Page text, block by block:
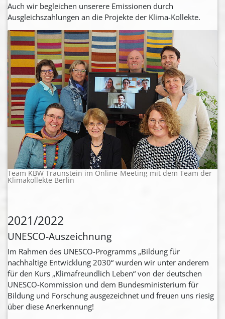
Auch wir begleichen unserere Emissionen durch
Ausgleichszahlungen an die Projekte der Klima-Kollekte.
Team KBW Traunstein im Online-Meeting mit dem Team der
Klimakollekte Berlin
2021/2022
UNESCO-Auszeichnung
Im Rahmen des UNESCO-Programms „Bildung für
nachhaltige Entwicklung 2030“ wurden wir unter anderem
für den Kurs „Klimafreundlich Leben“ von der deutschen
UNESCO-Kommission und dem Bundesministerium für
Bildung und Forschung ausgezeichnet und freuen uns riesig
über diese Anerkennung!